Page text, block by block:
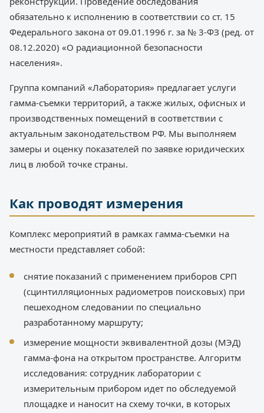
обязательно к исполнению в соответствии со ст. 15
Федерального закона от 09.01.1996 г. за № 3-ФЗ (ред. от
08.12.2020) «О радиационной безопасности
населения».
Группа компаний «Лаборатория» предлагает услуги
гамма-съемки территорий, а также жилых, офисных и
производственных помещений в соответствии с
актуальным законодательством РФ. Мы выполняем
замеры и оценку показателей по заявке юридических
лиц в любой точке страны.
Как проводят измерения
Комплекс мероприятий в рамках гамма-съемки на
местности представляет собой:
снятие показаний с применением приборов СРП
(сцинтилляционных радиометров поисковых) при
пешеходном следовании по специально
разработанному маршруту;
измерение мощности эквивалентной дозы (МЭД)
гамма-фона на открытом пространстве. Алгоритм
исследования: сотрудник лаборатории с
измерительным прибором идет по обследуемой
площадке и наносит на схему точки, в которых